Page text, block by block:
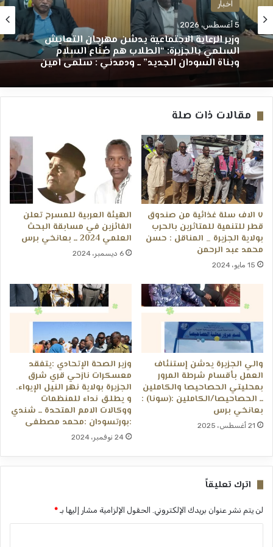
اخبار
5 أغسطس، 2026
وزير الرعاية الاجتماعية يدشّن مهرجان التعايش
السلمي بالجزيرة: “الطلاب هم صُنّاع السلام
وبناة السودان الجديد” ــ ودمدني : سلمى امين
مقالات ذات صلة
٧ الاف سلة غذائية من صندوق
قطر للتنمية للمتاثرين بالحرب
بولاية الجزيرة _ المناقل : حسن
محمد عبد الرحمن
15 مايو، 2024
الهيئة العربية للمسرح تعلن
الفائزين في مسابقة البحث
العلمي 2024 ــ بعانخي برس
6 ديسمبر، 2024
والي الجزيرة يدشن إستنئاف
العمل بأقسام شرطة المرور
بمحليتي الحصاحيصا والكاملين
ــ الحصاحيصا/الكاملين :(سونا) :
بعانخي برس
21 أغسطس، 2025
وزير الصحة الإتحادي :يتفقد
معسكرات نازحي قري شرق
الجزيرة بولاية نهر النيل الإيواء.
و يطلق نداء للمنظمات
ووكالات الامم المتحدة ــ شندي
:بورتسودان :محمد مصطفى
24 نوفمبر، 2024
اترك تعليقاً
لن يتم نشر عنوان بريدك الإلكتروني. الحقول الإلزامية مشار إليها بـ *